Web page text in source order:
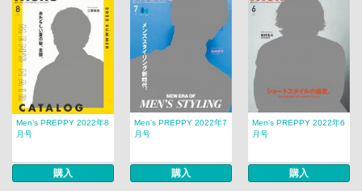
Men’s PREPPY 2022年8
月号
購入
Men’s PREPPY 2022年7
月号
購入
Men’s PREPPY 2022年6
月号
購入